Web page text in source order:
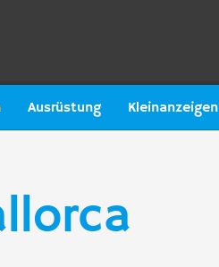
Ausrüstung Kleinanzeigen